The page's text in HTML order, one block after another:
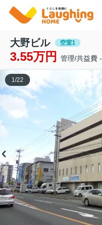
大野ビル 空室1
3.55万円 管理/共益費 -
1 /22